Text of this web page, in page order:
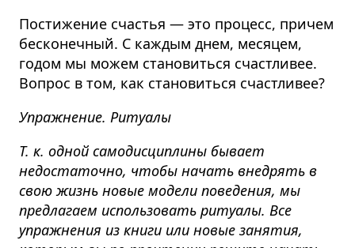
Постижение счастья — это процесс, причем
бесконечный. С каждым днем, месяцем,
годом мы можем становиться счастливее.
Вопрос в том, как становиться счастливее?
Упражнение. Ритуалы
Т. к. одной самодисциплины бывает
недостаточно, чтобы начать внедрять в
свою жизнь новые модели поведения, мы
предлагаем использовать ритуалы. Все
упражнения из книги или новые занятия,